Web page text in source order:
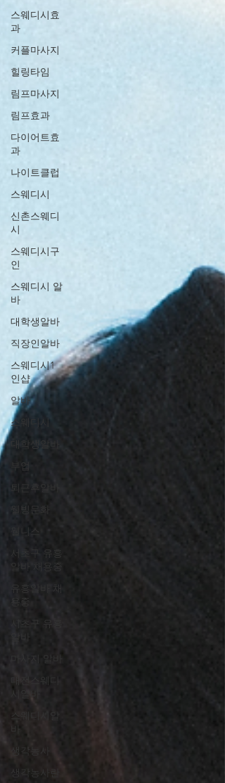
스웨디시효
과
커플마사지
힐링타임
림프마사지
림프효과
다이어트효
과
나이트클럽
스웨디시
신촌스웨디
시
스웨디시구
인
스웨디시 알
바
대학생알바
직장인알바
스웨디시1
인샵
알바
스웨디시
대학생알바
부업
퇴근후알바
웰빙문화
웰니스
서초구 유흥
알바 채용중
유흥알바 채
용중
서초구 유흥
알바
마사지 알바
대전스웨디
시알바
스웨디시알
바
생각농사
생각농사란